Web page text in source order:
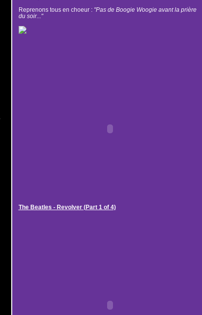
Reprenons tous en choeur : "Pas de Boogie Woogie avant la prière
du soir..."
The Beatles - Revolver (Part 1 of 4)